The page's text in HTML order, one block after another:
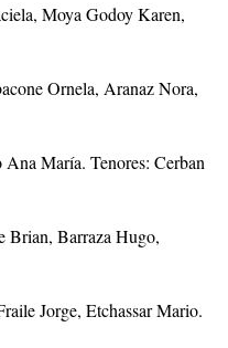
Moya Godoy Karen,
Ornela, Aranaz Nora,
María. Tenores: Cerban
Brian, Barraza Hugo,
Jorge, Etchassar Mario.